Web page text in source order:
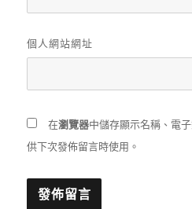
個人網站網址
在瀏覽器中儲存顯示名稱、電
供下次發佈留言時使用。